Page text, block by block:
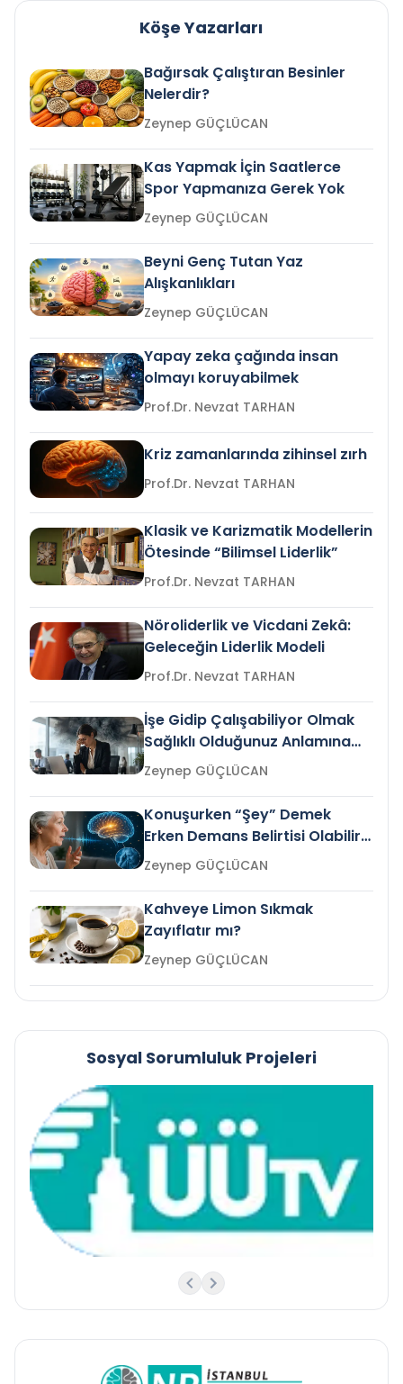
Köşe Yazarları
Bağırsak Çalıştıran Besinler
Nelerdir?
Zeynep GÜÇLÜCAN
Kas Yapmak İçin Saatlerce
Spor Yapmanıza Gerek Yok
Zeynep GÜÇLÜCAN
Beyni Genç Tutan Yaz
Alışkanlıkları
Zeynep GÜÇLÜCAN
Yapay zeka çağında insan
olmayı koruyabilmek
Prof.Dr. Nevzat TARHAN
Kriz zamanlarında zihinsel zırh
Prof.Dr. Nevzat TARHAN
Klasik ve Karizmatik Modellerin
Ötesinde “Bilimsel Liderlik”
Prof.Dr. Nevzat TARHAN
Nöroliderlik ve Vicdani Zekâ:
Geleceğin Liderlik Modeli
Prof.Dr. Nevzat TARHAN
İşe Gidip Çalışabiliyor Olmak
Sağlıklı Olduğunuz Anlamına
Gelir mi?Zeynep GÜÇLÜCAN
Konuşurken “Şey” Demek
Erken Demans Belirtisi Olabilir
mi?
Zeynep GÜÇLÜCAN
Kahveye Limon Sıkmak
Zayıflatır mı?
Zeynep GÜÇLÜCAN
Sosyal Sorumluluk Projeleri